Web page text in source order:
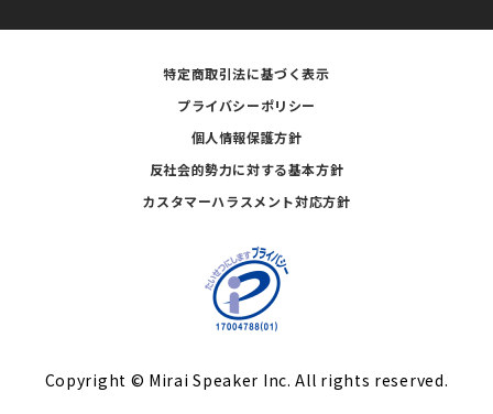
特定商取引法に基づく表示
プライバシーポリシー
個人情報保護方針
反社会的勢力に対する基本方針
カスタマーハラスメント対応方針
Copyright © Mirai Speaker Inc. All rights reserved.